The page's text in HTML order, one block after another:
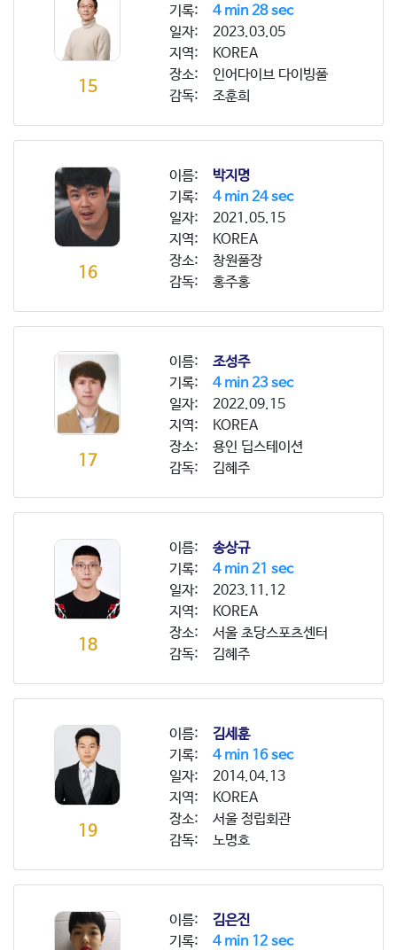
15
기록:
4 min 28 sec
일자:
2023.03.05
지역:
KOREA
장소:
인어다이브 다이빙풀
감독:
조훈희
16
이름:
박지명
기록:
4 min 24 sec
일자:
2021.05.15
지역:
KOREA
장소:
창원풀장
감독:
홍주홍
17
이름:
조성주
기록:
4 min 23 sec
일자:
2022.09.15
지역:
KOREA
장소:
용인 딥스테이션
감독:
김혜주
18
이름:
송상규
기록:
4 min 21 sec
일자:
2023.11.12
지역:
KOREA
장소:
서울 초당스포츠센터
감독:
김혜주
19
이름:
김세훈
기록:
4 min 16 sec
일자:
2014.04.13
지역:
KOREA
장소:
서울 정립회관
감독:
노명호
이름:
김은진
기록:
4 min 12 sec